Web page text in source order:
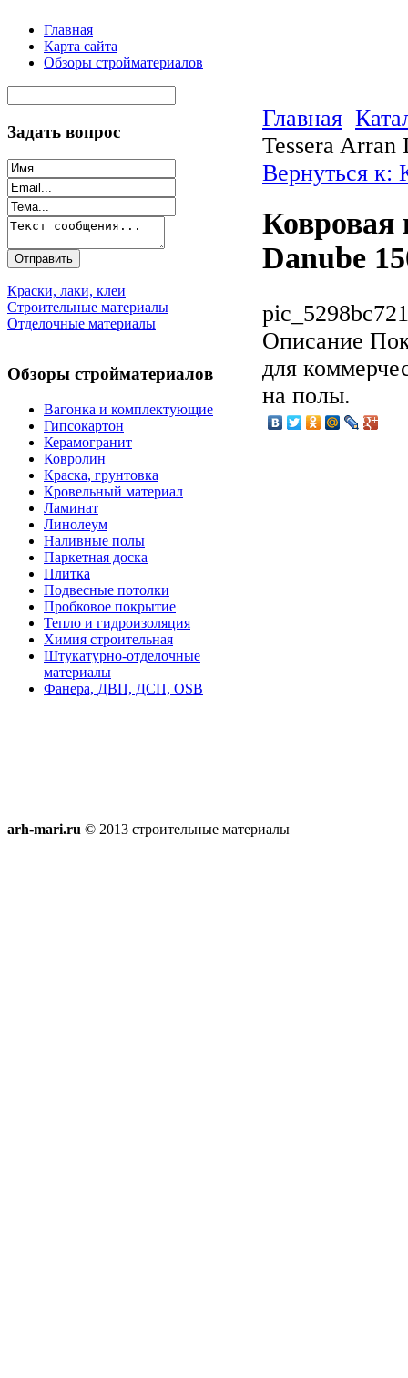
Главная
Карта сайта
Обзоры стройматериалов
Задать вопрос
Краски, лаки, клеи
Строительные материалы
Отделочные материалы
Обзоры стройматериалов
Вагонка и комплектующие
Гипсокартон
Керамогранит
Ковролин
Краска, грунтовка
Кровельный материал
Ламинат
Линолеум
Наливные полы
Паркетная доска
Плитка
Подвесные потолки
Пробковое покрытие
Тепло и гидроизоляция
Химия строительная
Штукатурно-отделочные
материалы
Фанера, ДВП, ДСП, OSB
Главная
Tessera Arran
Вернуться к:
Ковровая
Danube
Описание
для
на полы.
arh-mari.ru © 2013 строительные материалы